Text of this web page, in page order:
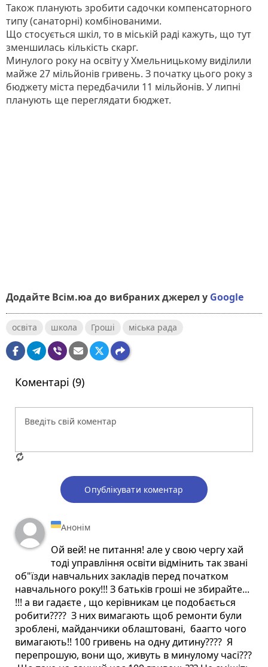
Також планують зробити садочки компенсаторного
типу (санаторні) комбінованими.
Що стосується шкіл, то в міській раді кажуть, що тут
зменшилась кількість скарг.
Минулого року на освіту у Хмельницькому виділили
майже 27 мільйонів гривень. З початку цього року з
бюджету міста передбачили 11 мільйонів. У липні
планують ще переглядати бюджет.
Додайте Всім.юа до вибраних джерел у Google
освіта школа Гроші міська рада
Коментарі (9)
Опублікувати коментар
Анонім
Ой вей! не питання! але у свою чергу хай
тоді управління освіти відмінить так звані
об"їзди навчальних закладів перед початком
навчального року!!! З батьків гроші не збирайте...
!!! а ви гадаєте , що керівникам це подобається
робити???? З них вимагають щоб ремонти були
зроблені, майданчики облаштовані, баагто чого
вимагають!! 100 гривень на одну дитину???? Я
перепрошую, вони що, живуть в минулому часі???